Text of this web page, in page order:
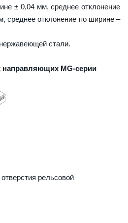
± 0,04 мм, среднее отклонение
среднее отклонение по ширине –
стали.
направляющих MG-серии
рельсовой